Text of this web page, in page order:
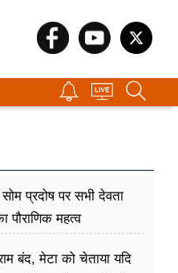
प्रदोष पर सभी देवता
महत्व
बंद, मेटा को चेताया यदि